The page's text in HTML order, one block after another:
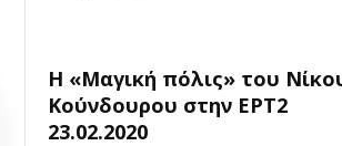
Η «Μαγική πόλις» του
Κούνδουρου στην ΕΡΤ2
23.02.2020